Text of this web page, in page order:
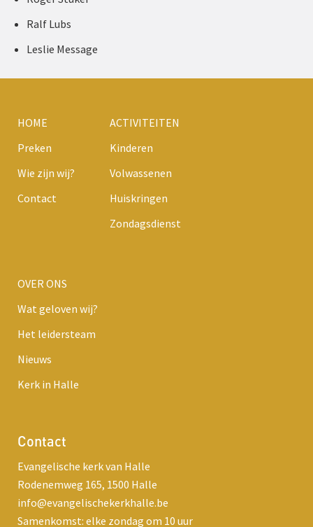
Ralf Lubs
Leslie Message
HOME
Preken
Wie zijn wij?
Contact
ACTIVITEITEN
Kinderen
Volwassenen
Huiskringen
Zondagsdienst
OVER ONS
Wat geloven wij?
Het leidersteam
Nieuws
Kerk in Halle
Contact
Evangelische kerk van Halle
Rodenemweg 165, 1500 Halle
info@evangelischekerkhalle.be
Samenkomst: elke zondag om 10 uur